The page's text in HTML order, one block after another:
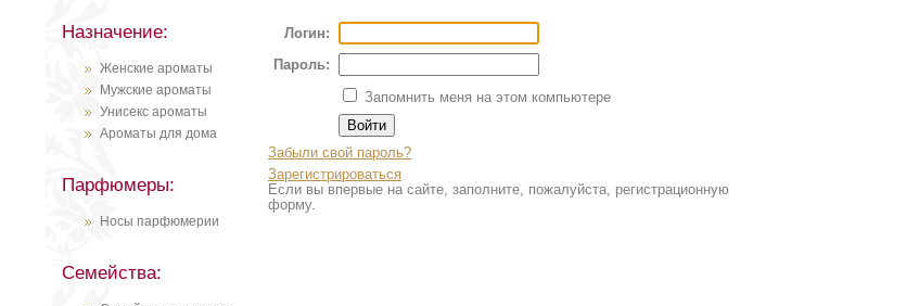
Назначение:
Женские ароматы
Мужские ароматы
Унисекс ароматы
Ароматы для дома
Парфюмеры:
Носы парфюмерии
Семейства:
Логин:
Пароль:
Запомнить меня на этом компьютере
Забыли свой пароль?
Зарегистрироваться
Если вы впервые на сайте, заполните, пожалуйста, регистрационную
форму.